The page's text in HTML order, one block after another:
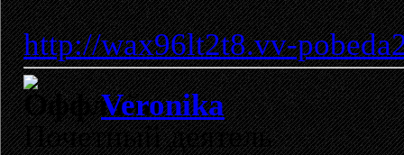
http://wax96lt2t8.vv-
Veronika
Почетный деятель